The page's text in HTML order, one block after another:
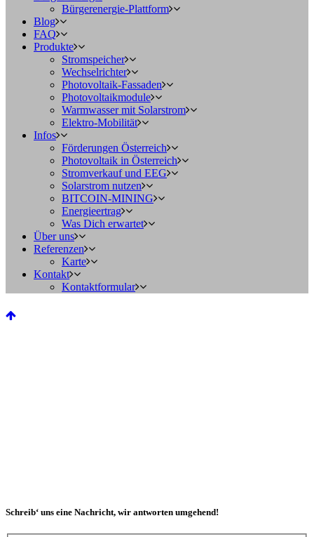
Bürgerenergie-Plattform
Blog
FAQ
Produkte
Stromspeicher
Wechselrichter
Photovoltaik-Fassaden
Photovoltaikmodule
Warmwasser mit Solarstrom
Elektro-Mobilität
Infos
Förderungen Österreich
Photovoltaik in Österreich
Stromverkauf und EEG
Solarstrom nutzen
BITCOIN-MINING
Energieertrag
Was Dich erwartet
Über uns
Referenzen
Karte
Kontakt
Kontaktformular
Schreib‘ uns eine Nachricht, wir antworten umgehend!